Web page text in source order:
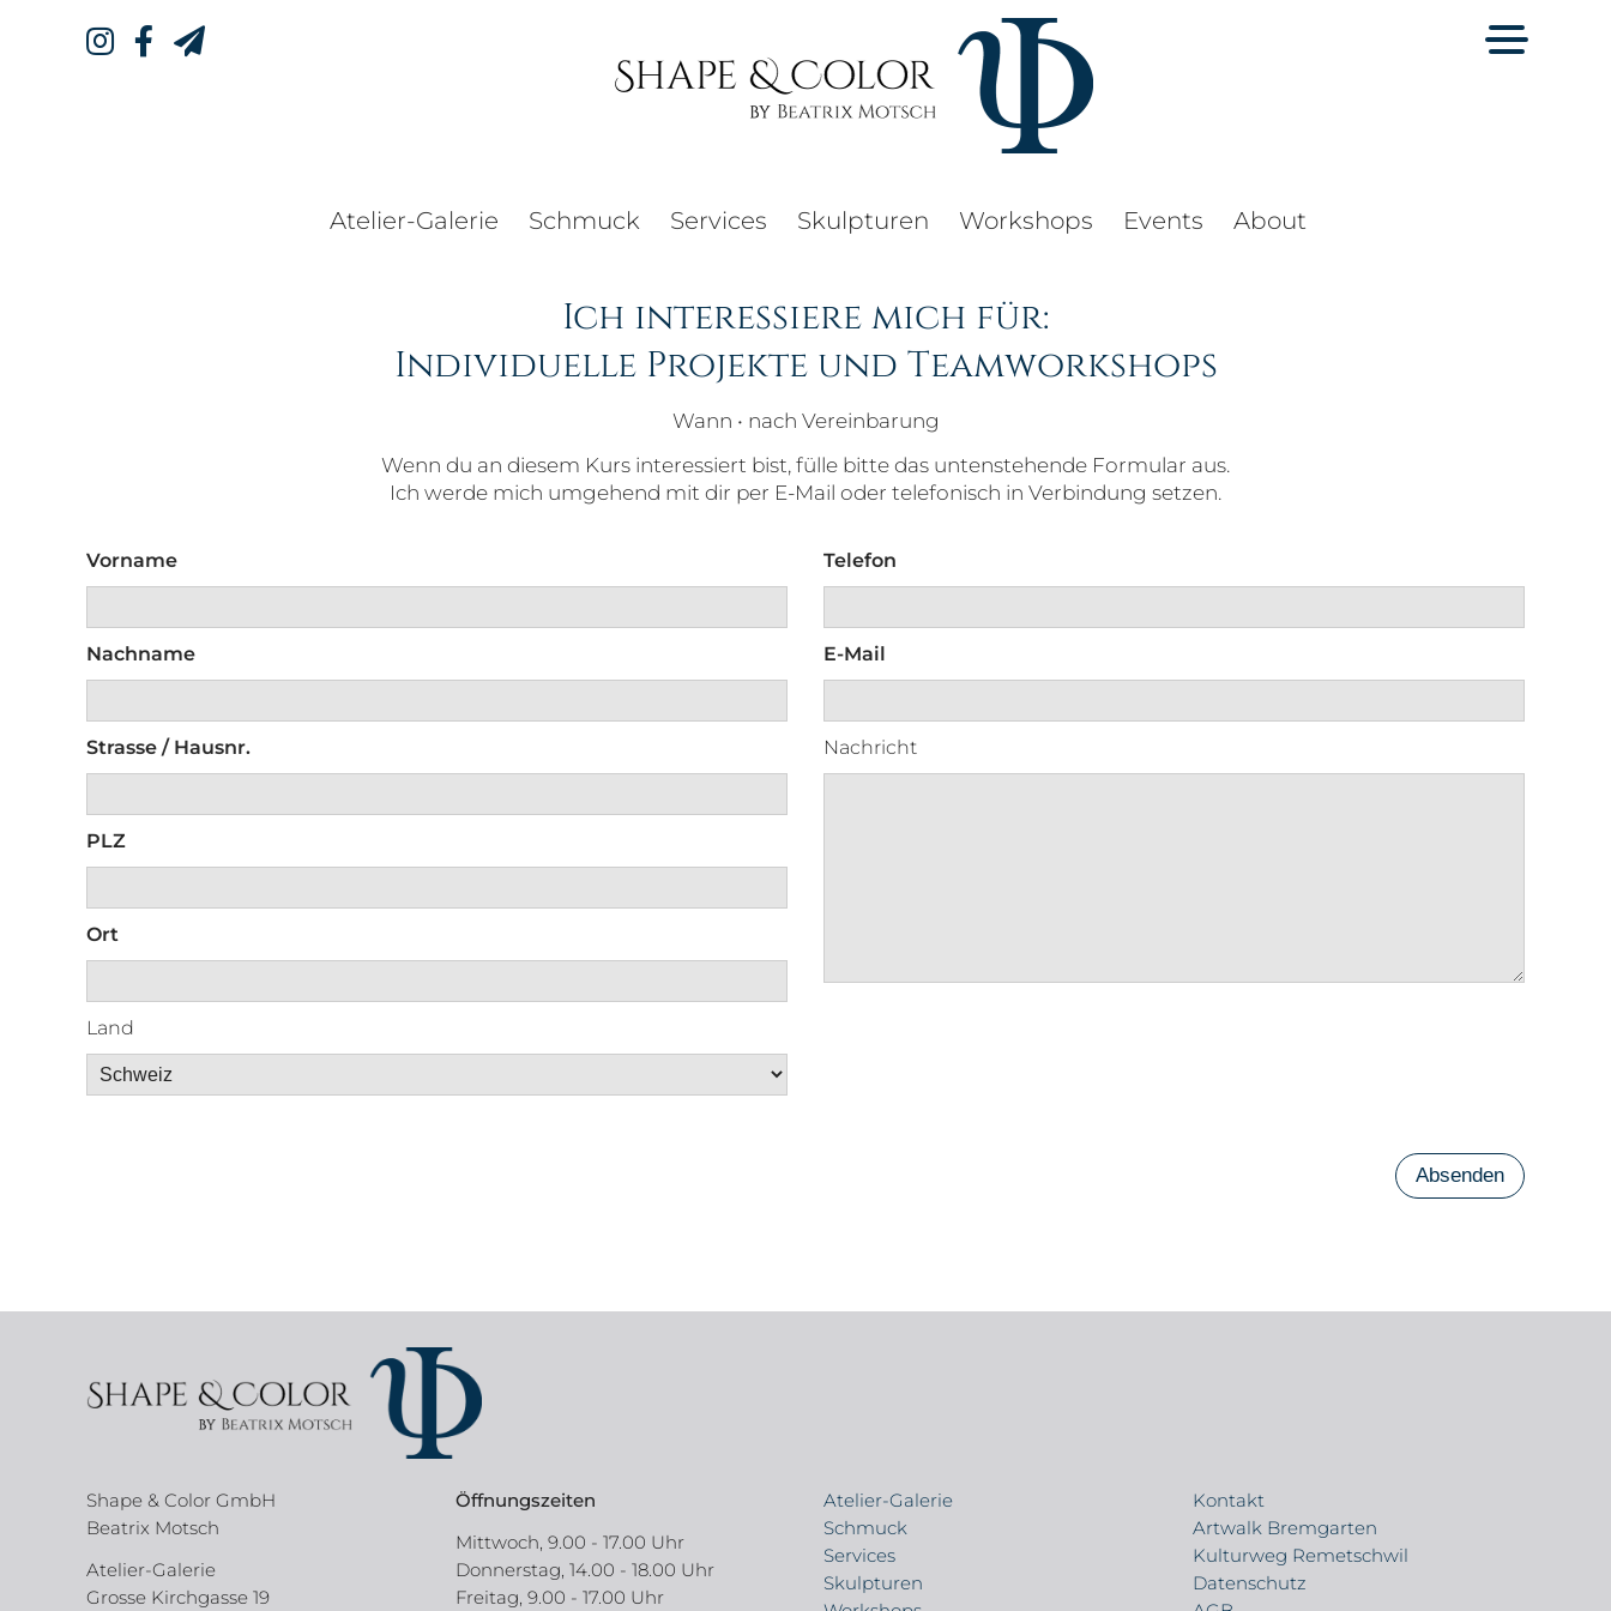
Atelier-Galerie Schmuck Services Skulpturen Workshops Events About
Ich interessiere mich für:
Individuelle Projekte und Teamworkshops
Wann • nach Vereinbarung
Wenn du an diesem Kurs interessiert bist, fülle bitte das untenstehende Formular aus.
Ich werde mich umgehend mit dir per E-Mail oder telefonisch in Verbindung setzen.
Vorname
Nachname
Strasse / Hausnr.
PLZ
Ort
Land
Telefon
E-Mail
Nachricht
Absenden
Shape & Color GmbH
Beatrix Motsch
Atelier-Galerie
Grosse Kirchgasse 19
Öffnungszeiten
Mittwoch, 9.00 - 17.00 Uhr
Donnerstag, 14.00 - 18.00 Uhr
Freitag, 9.00 - 17.00 Uhr
Atelier-Galerie
Schmuck
Services
Skulpturen
Kontakt
Artwalk Bremgarten
Kulturweg Remetschwil
Datenschutz